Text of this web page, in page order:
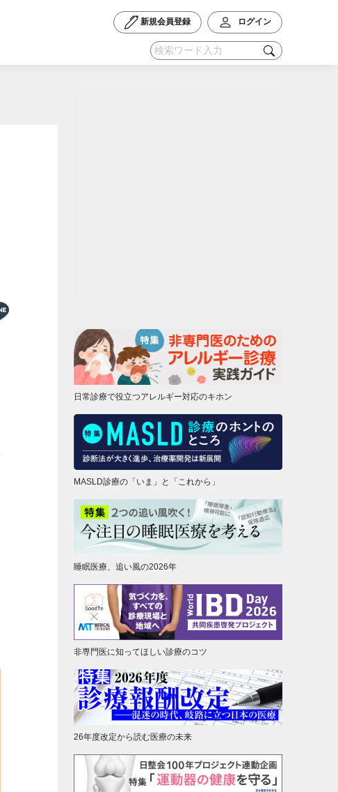
新規会員登録 ログイン
日常診療で役立つアレルギー対応のキホン
MASLD診療の「いま」と「これから」
睡眠医療、追い風の2026年
非専門医に知ってほしい診療のコツ
26年度改定から読む医療の未来